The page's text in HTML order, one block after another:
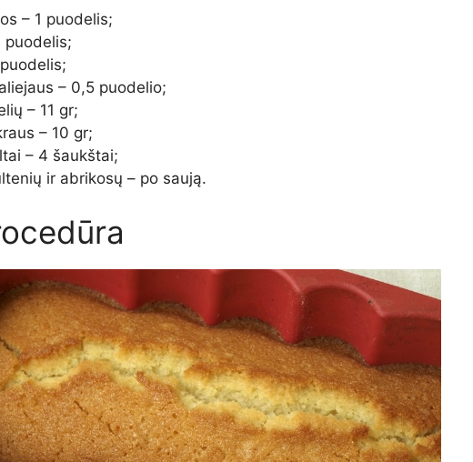
– 1 puodelis;
puodelis;
– 0,5 puodelio;
– 11 gr;
– 10 gr;
– 4 šaukštai;
ir abrikosų – po saują.